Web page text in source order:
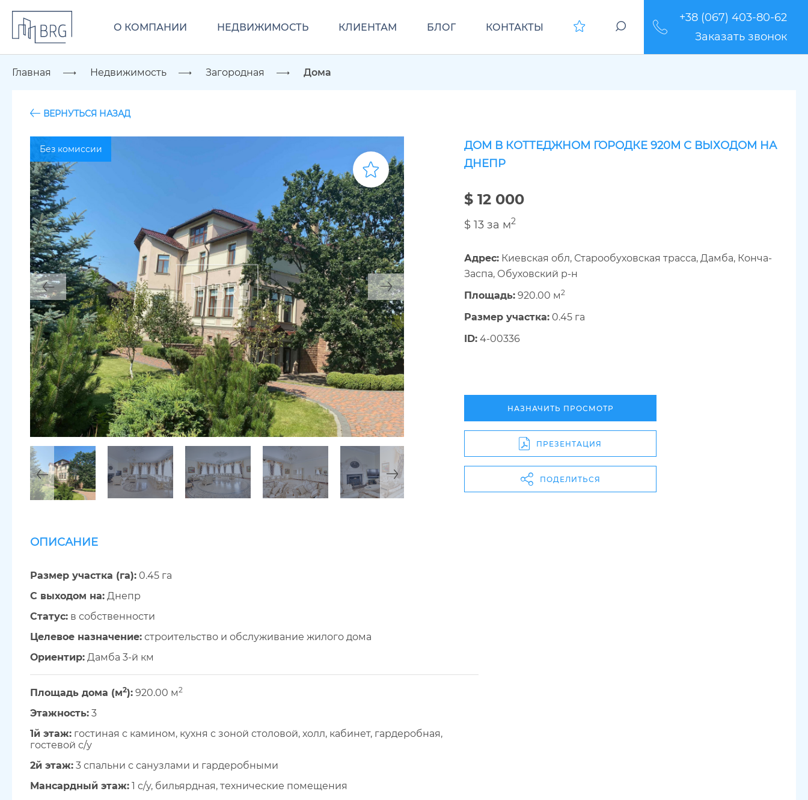
О КОМПАНИИ НЕДВИЖИМОСТЬ КЛИЕНТАМ БЛОГ КОНТАКТЫ
+38 (067) 403-80-62
Заказать звонок
Главная Недвижимость Загородная Дома
ВЕРНУТЬСЯ НАЗАД
Без комиссии
ДОМ В КОТТЕДЖНОМ ГОРОДКЕ 920М С ВЫХОДОМ НА
ДНЕПР
$ 12 000
$ 13 за м2
Адрес: Киевская обл, Старообуховская трасса, Дамба, Конча-
Заспа, Обуховский р-н
Площадь: 920.00 м2
Размер участка: 0.45 га
ID: 4-00336
НАЗНАЧИТЬ ПРОСМОТР
ПРЕЗЕНТАЦИЯ
ПОДЕЛИТЬСЯ
ОПИСАНИЕ
Размер участка (га): 0.45 га
С выходом на: Днепр
Cтатус: в собственности
Целевое назначение: строительство и обслуживание жилого дома
Ориентир: Дамба 3-й км
Площадь дома (м2): 920.00 м2
Этажность: 3
1й этаж: гостиная с камином, кухня с зоной столовой, холл, кабинет, гардеробная,
гостевой с/у
2й этаж: 3 спальни с санузлами и гардеробными
Мансардный этаж: 1 с/у, бильярдная, технические помещения